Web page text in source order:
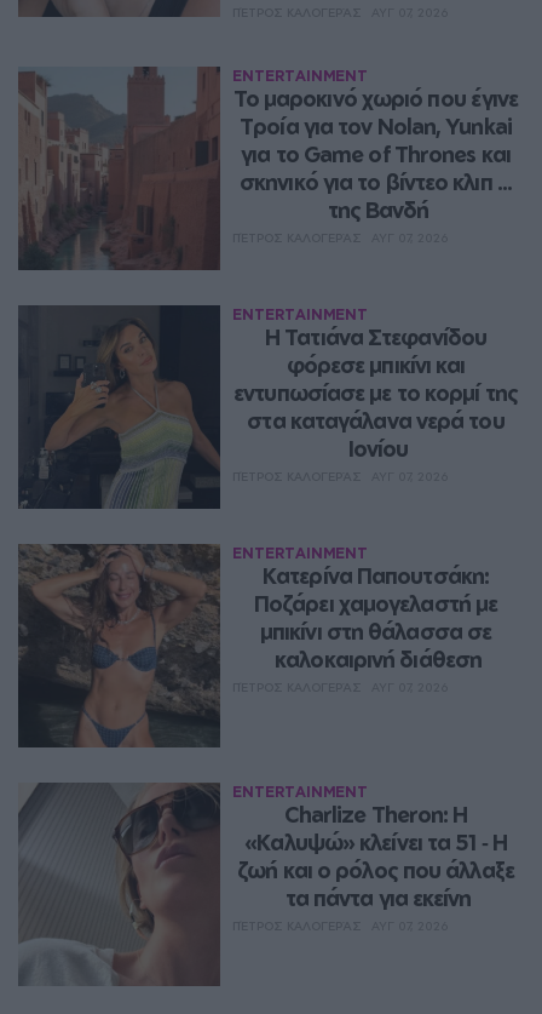
ENTERTAINMENT
Το μαροκινό χωριό που έγινε
Τροία για τον Nolan, Yunkai
για το Game of Thrones και
σκηνικό για το βίντεο κλιπ ...
της Βανδή
ENTERTAINMENT
Η Τατιάνα Στεφανίδου
φόρεσε μπικίνι και
εντυπωσίασε με το κορμί της
στα καταγάλανα νερά του
Ιονίου
ENTERTAINMENT
Κατερίνα Παπουτσάκη:
Ποζάρει χαμογελαστή με
μπικίνι στη θάλασσα σε
καλοκαιρινή διάθεση
ENTERTAINMENT
Charlize Theron: Η
«Καλυψώ» κλείνει τα 51 ‑ H
ζωή και ο ρόλος που άλλαξε
τα πάντα για εκείνη